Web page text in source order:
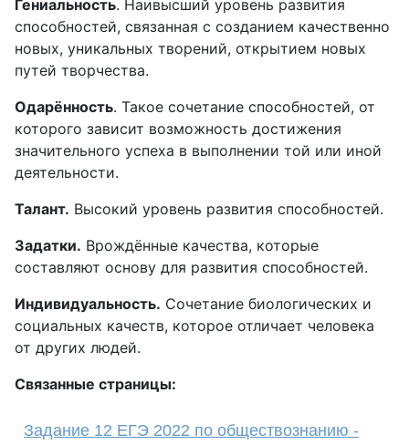
Гениальность. Наивысший уровень развития
способностей, связанная с созданием качественно
новых, уникальных творений, открытием новых
путей творчества.
Одарённость. Такое сочетание способностей, от
которого зависит возможность достижения
значительного успеха в выполнении той или иной
деятельности.
Талант. Высокий уровень развития способностей.
Задатки. Врождённые качества, которые
составляют основу для развития способностей.
Индивидуальность. Сочетание биологических и
социальных качеств, которое отличает человека
от других людей.
Связанные страницы:
Задание 12 ЕГЭ 2022 по обществознанию -